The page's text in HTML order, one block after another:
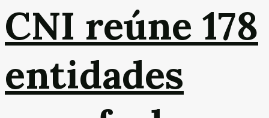
CNI reúne 178
entidades